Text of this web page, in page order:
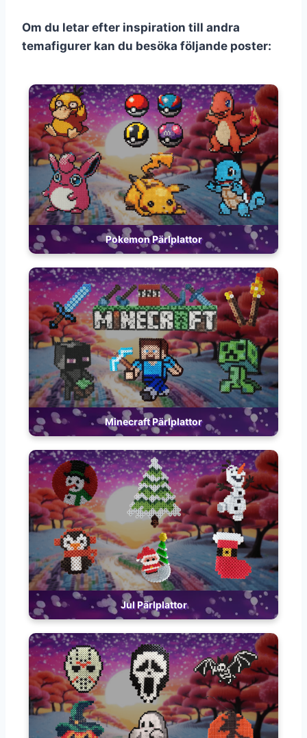
Om du letar efter inspiration till andra
temafigurer kan du besöka följande poster:
Pokemon Pärlplattor
Minecraft Pärlplattor
Jul Pärlplattor